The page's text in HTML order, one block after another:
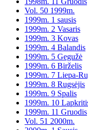
Vol. 50 1999m.
1999m. 1 sausis
1999m. 2 Vasaris
1999m. 3 Kovas
1999m. 4 Balandis
1999m. 5 Gegužė
1999m. 6 Birželis
1999m. 7 Liepa-
1999m. 8 Rugsėjis
1999m. 9 Spalis
1999m. 10
1999m. 11 Gruodis
Vol. 51 2000m.